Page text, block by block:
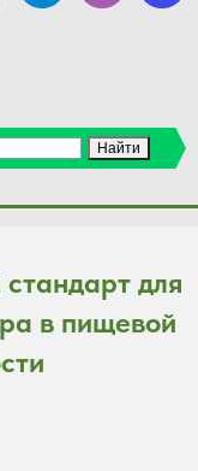
для
в пищевой